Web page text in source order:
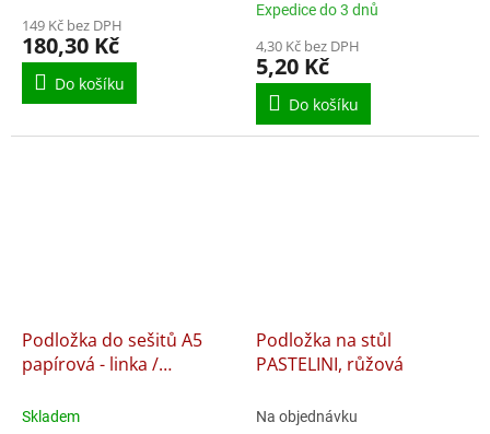
149 Kč bez DPH
180,30 Kč
Do košíku
Expedice do 3 dnů
4,30 Kč bez DPH
5,20 Kč
Do košíku
Podložka do sešitů A5
papírová - linka /
Skladem
Podložka na stůl
PASTELINI, růžová
Na objednávku